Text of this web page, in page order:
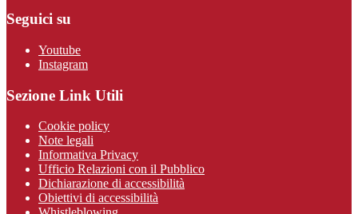
Seguici su
Youtube
Instagram
Sezione Link Utili
Cookie policy
Note legali
Informativa Privacy
Ufficio Relazioni con il Pubblico
Dichiarazione di accessibilità
Obiettivi di accessibilità